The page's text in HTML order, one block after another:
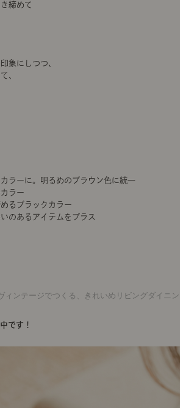
締めて
象にしつつ、
、
ラーに。明るめのブラウン色に統一
ラー
るブラックカラー
のあるアイテムをプラス
ィンテージでつくる、きれいめリビングダイニ
です！